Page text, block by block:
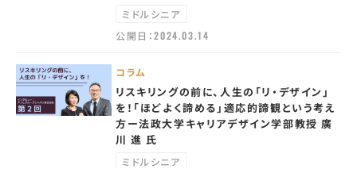
ミドルシニア
公開日：2024.03.14
コラム
リスキリングの前に、人生の「リ・デザイン」
を！「ほどよく諦める」適応的諦観という考え
方ー法政大学キャリアデザイン学部教授 廣
川 進 氏
ミドルシニア